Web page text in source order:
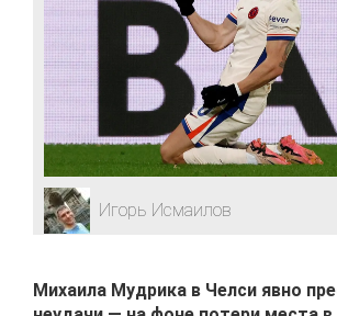
Игорь Исмаилов
Михаила Мудрика в Челси явно